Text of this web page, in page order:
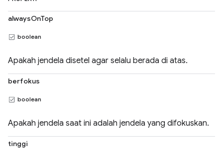
alwaysOnTop
boolean
Apakah jendela disetel agar selalu berada di atas.
berfokus
boolean
Apakah jendela saat ini adalah jendela yang difokuskan.
tinggi